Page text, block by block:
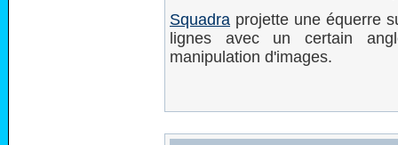
Squadra projette une équerre
lignes avec un certain
manipulation d'images.